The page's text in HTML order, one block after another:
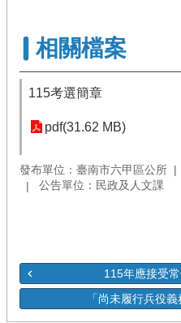
相關檔案
115考選簡章
pdf(31.62 MB)
發布單位：臺南市六甲區公所
公告單位：民政及人文課
115年應接受
「尚未履行兵役